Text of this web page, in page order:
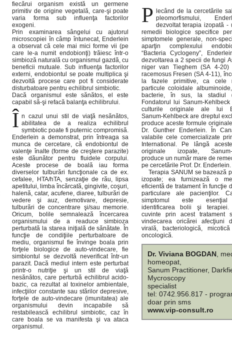
fiecărui organism există un germene
primitiv de origine vegetală, care-şi poate
varia forma sub influenţa factorilor
exogeni.
Prin examinarea sângelui cu ajutorul
microscopiei în câmp întunecat, Enderlein
a observat că cele mai mici forme vii (pe
care le-a numit endobionţi) trăiesc într-o
simbioză naturală cu organismul gazdă, cu
beneficii mutuale. Sub influenţa factorilor
externi, endobiontul se poate multiplica şi
dezvoltă procese care pot fi considerate
disturbatoare pentru echilibrul simbiotic.
Dacă organismul este sănătos, el este
capabil să-şi refacă balanţa echilibrului.
Î n cazul unui stil de viaţă nesănătos,
abilitatea de a realiza echilibrul
symbiotic poate fi puternic compromisă.
Enderlein a demonstrat, prin întreaga sa
munca de cercetare, că endobiontul de
valenţe înalte (forme de creştere parazite)
este dăunător pentru fluidele corpului.
Aceste procese de boală iau forma
diverselor tulburări funcţionale ca de ex.
cefalee, HTA/hTA, senzaţie de rău, lipsa
apetitului, limba încărcată, gingivite, coşuri,
halenă, catar, acufene, diaree, tulburări de
vedere şi auz, demotivare, depresie,
tulburări de concentrare şi/sau memorie.
Oricum, bolile semnalează încercarea
organismului de a readuce simbioza
perturbată la starea iniţială de sănătate. În
funcţie de condiţiile perturbatoare de
mediu, organismul fie învinge boala prin
forţele biologice de auto-vindecare, fie
simbiontul se dezvoltă neverificat într-un
parazit. Dacă mediul intern este perturbat
printr-o nutriţie şi un stil de viaţă
nesănătos, care perturbă echilibrul acido-
bazic, ca rezultat al toxinelor ambientale,
infecţiilor constante sau stărilor depresive,
forţele de auto-vindecare (imunitatea) ale
organismului devin incapabile să
restabilească echilibrul simbiotic, caz în
care boala se va manifesta şi va ataca
organismul.
P
lecând de la cercetările
pleomorfismului,
dezvoltat terapia izopată -
remedii biologice specifice
simptomele generale, non-
aparţin complexului
“Bacteria Cyclogeny”,
dezvoltarea a 2 specii de fungi
niger van Tieghem (SA 4-20)
racemosus Fresen (SA 4-11),
la fazele primitive, ca cele
particule coloidale
bacterie, în sus, la stadiul
Fondatorul lui Sanum-
culturile originale ale lui
Sanum-Kehlbeck are dreptul
produce aceste formule
Dr. Gunther Enderlein. În Canada sunt
valabile cele comercializate
International. Pe lângă aceste remedii
originale izopate, Sanum-
produce un număr mare de
pe cercetările Prof. Dr. Enderlein.
Terapia SANUM se bazează
izopate; ea furnizează o
eficientă de tratament în funcţie
particulare ale pacienţilor. Cauza, nu
simptomul este
identificarea bolii şi terapiei. Cu alte
cuvinte prin acest tratament
vindecarea oricărei afecţiuni
virală, bacteriologică, micotică şi chiar
oncologică.
Dr. Viviana BOGDAN,
homeopat,
Sanum Practitioner,
Mycroscopy
specialist
tel: 0742.956.817 -
doar prin sms
www.vip-consult.ro